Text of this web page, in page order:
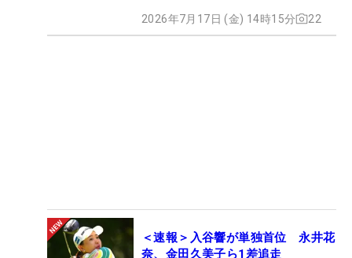
2026年7月17日 (金) 14時15分 22
＜速報＞入谷響が単独首位 永井花
奈、金田久美子ら1差追走